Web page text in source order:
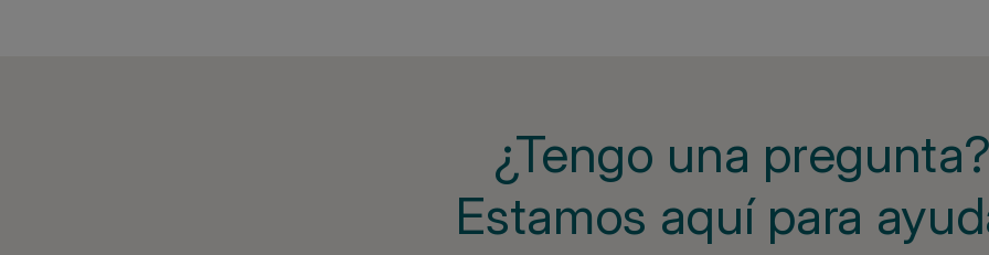
¿Tengo una
Estamos aquí para